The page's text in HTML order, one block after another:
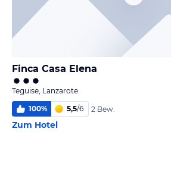
Finca Casa Elena
Teguise, Lanzarote
100% 5,5/6 2 Bew.
Zum Hotel